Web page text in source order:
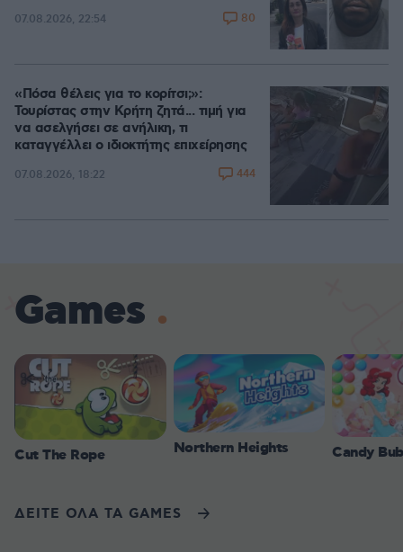
07.08.2026, 22:54 80
«Πόσα θέλεις για το κορίτσι;»:
Τουρίστας στην Κρήτη ζητά... τιμή για
να ασελγήσει σε ανήλικη, τι
καταγγέλλει ο ιδιοκτήτης επιχείρησης
07.08.2026, 18:22 444
Games
Cut The Rope Northern Heights Candy
ΔΕΙΤΕ ΟΛΑ ΤΑ GAMES